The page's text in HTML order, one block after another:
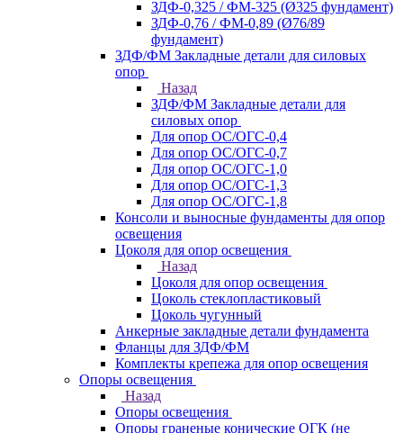
ЗДФ-0,325 / ФМ-325 (Ø325 фундамент)
ЗДФ-0,76 / ФМ-0,89 (Ø76/89
фундамент)
ЗДФ/ФМ Закладные детали для силовых
опор
Назад
ЗДФ/ФМ Закладные детали для
силовых опор
Для опор ОС/ОГС-0,4
Для опор ОС/ОГС-0,7
Для опор ОС/ОГС-1,0
Для опор ОС/ОГС-1,3
Для опор ОС/ОГС-1,8
Консоли и выносные фундаменты для опор
освещения
Цоколя для опор освещения
Назад
Цоколя для опор освещения
Цоколь стеклопластиковый
Цоколь чугунный
Анкерные закладные детали фундамента
Фланцы для ЗДФ/ФМ
Комплекты крепежа для опор освещения
Опоры освещения
Назад
Опоры освещения
Опоры граненые конические ОГК (не